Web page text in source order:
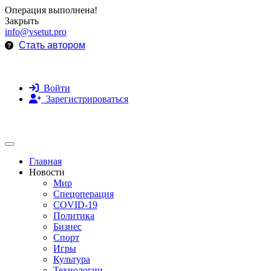
Операция выполнена!
Закрыть
info@vsetut.pro
Стать автором
Войти
Зарегистрироваться
Toggle navigation
Главная
Новости
Мир
Спецоперация
COVID-19
Политика
Бизнес
Спорт
Игры
Культура